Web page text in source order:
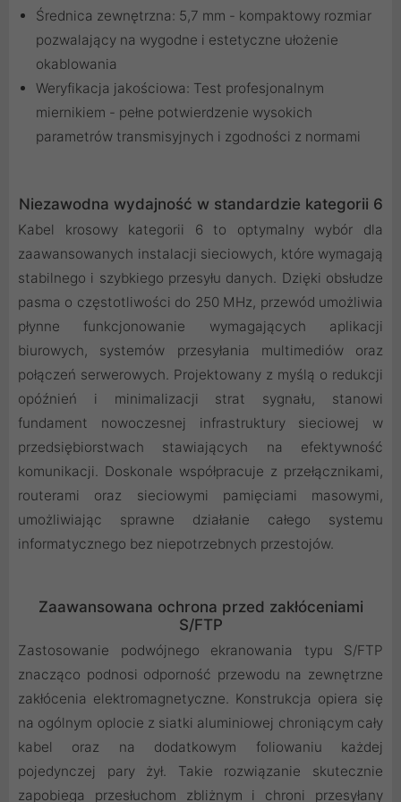
Średnica zewnętrzna: 5,7 mm - kompaktowy rozmiar
pozwalający na wygodne i estetyczne ułożenie
okablowania
Weryfikacja jakościowa: Test profesjonalnym
miernikiem - pełne potwierdzenie wysokich
parametrów transmisyjnych i zgodności z normami
Niezawodna wydajność w standardzie kategorii 6
Kabel krosowy kategorii 6 to optymalny wybór dla
zaawansowanych instalacji sieciowych, które wymagają
stabilnego i szybkiego przesyłu danych. Dzięki obsłudze
pasma o częstotliwości do 250 MHz, przewód umożliwia
płynne funkcjonowanie wymagających aplikacji
biurowych, systemów przesyłania multimediów oraz
połączeń serwerowych. Projektowany z myślą o redukcji
opóźnień i minimalizacji strat sygnału, stanowi
fundament nowoczesnej infrastruktury sieciowej w
przedsiębiorstwach stawiających na efektywność
komunikacji. Doskonale współpracuje z przełącznikami,
routerami oraz sieciowymi pamięciami masowymi,
umożliwiając sprawne działanie całego systemu
informatycznego bez niepotrzebnych przestojów.
Zaawansowana ochrona przed zakłóceniami
S/FTP
Zastosowanie podwójnego ekranowania typu S/FTP
znacząco podnosi odporność przewodu na zewnętrzne
zakłócenia elektromagnetyczne. Konstrukcja opiera się
na ogólnym oplocie z siatki aluminiowej chroniącym cały
kabel oraz na dodatkowym foliowaniu każdej
pojedynczej pary żył. Takie rozwiązanie skutecznie
zapobiega przesłuchom zbliżnym i chroni przesyłany